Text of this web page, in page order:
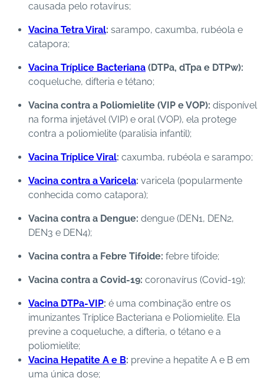
causada pelo rotavírus;
Vacina Tetra Viral: sarampo, caxumba, rubéola e
catapora;
Vacina Tríplice Bacteriana (DTPa, dTpa e DTPw):
coqueluche, difteria e tétano;
Vacina contra a Poliomielite (VIP e VOP): disponível
na forma injetável (VIP) e oral (VOP), ela protege
contra a poliomielite (paralisia infantil);
Vacina Tríplice Viral: caxumba, rubéola e sarampo;
Vacina contra a Varicela: varicela (popularmente
conhecida como catapora);
Vacina contra a Dengue: dengue (DEN1, DEN2,
DEN3 e DEN4);
Vacina contra a Febre Tifoide: febre tifoide;
Vacina contra a Covid-19: coronavírus (Covid-19);
Vacina DTPa-VIP: é uma combinação entre os
imunizantes Tríplice Bacteriana e Poliomielite. Ela
previne a coqueluche, a difteria, o tétano e a
poliomielite;
Vacina Hepatite A e B: previne a hepatite A e B em
uma única dose;